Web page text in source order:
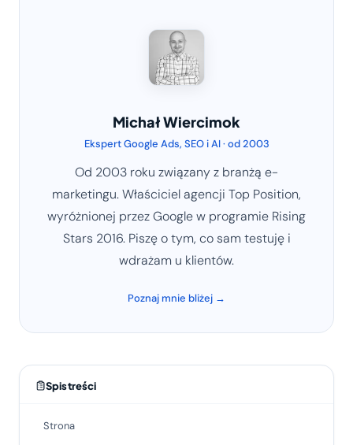
Michał Wiercimok
Ekspert Google Ads, SEO i AI · od 2003
Od 2003 roku związany z branżą e-
marketingu. Właściciel agencji Top Position,
wyróżnionej przez Google w programie Rising
Stars 2016. Piszę o tym, co sam testuję i
wdrażam u klientów.
Poznaj mnie bliżej →
Spis treści
Strona